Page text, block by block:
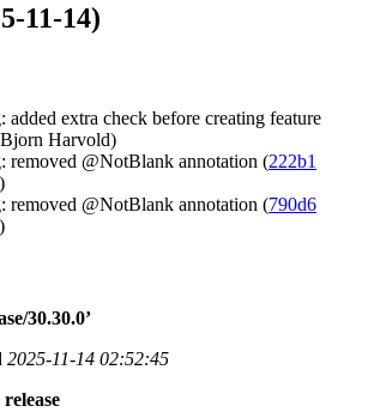
11-14)
added extra check before creating feature
Bjorn Harvold)
removed @NotBlank annotation (222b1
removed @NotBlank annotation (790d6
30.30.0’
2025-11-14 02:52:45